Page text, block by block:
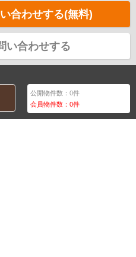
合わせする(無料)
い合わせする
公開物件数：0件
会員物件数：0件